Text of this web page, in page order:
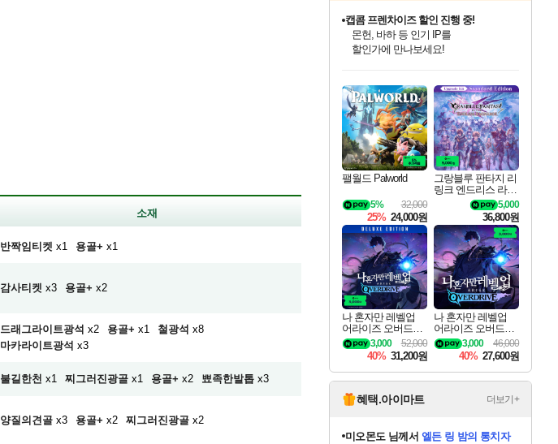
소재
반짝임티켓 x1 용골+ x1
감사티켓 x3 용골+ x2
드래그라이트광석 x2 용골+ x1 철광석 x8
마카라이트광석 x3
불길한천 x1 찌그러진광골 x1 용골+ x2 뾰족한발톱 x3
양질의견골 x3 용골+ x2 찌그러진광골 x2
최대 90% 할인가를 만나보세요!
네이버혜택과 함께 만나보세요!
50%할인&추가 적립까지!
네이버 포인트 혜택까지!
이니&베니 혜택까지!
네이버 혜택가와 함께 예약하세요!
할인&네이버혜택으로 만나보세요!
네이버페이 혜택과 만나보세요!
40주년 프로모션으로 만나보세요!
캡콤 프렌차이즈 할인 진행 중!
몬헌, 바하 등 인기 IP를
할인가에 만나보세요!
일부 에디션 상시 할인!
혜택으로 예약 판매 중
편안하게 충전하세요
팰월드 Palworld
32,000
5%
25% 24,000원
그랑블루 판타지 리
링크 엔드리스 라그
나로크 업그레이드
킷 Granblue Fantasy
Relink Endless Ragn
arok Upgrade Kit DL
C
5,000
36,800원
나 혼자만 레벨업
어라이즈 오버드라
이브 디럭스 에디션
Solo Leveling Arise
Overdrive Deluxe Edi
tion
52,000
3,000
40% 31,200원
나 혼자만 레벨업
어라이즈 오버드라
이브 Solo Leveling A
rise
46,000
3,000
40% 27,600원
혜택.아이마트 더보기+
미오몬도님께서 엘든 링 밤의 통치자